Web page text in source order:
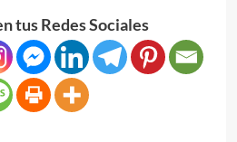
tus Redes Sociales